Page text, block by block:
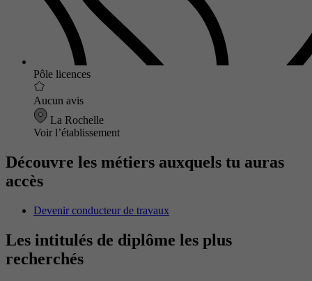
Pôle licences
Aucun avis
La Rochelle
Voir l’établissement
Découvre les métiers auxquels tu auras
accès
Devenir conducteur de travaux
Les intitulés de diplôme les plus
recherchés